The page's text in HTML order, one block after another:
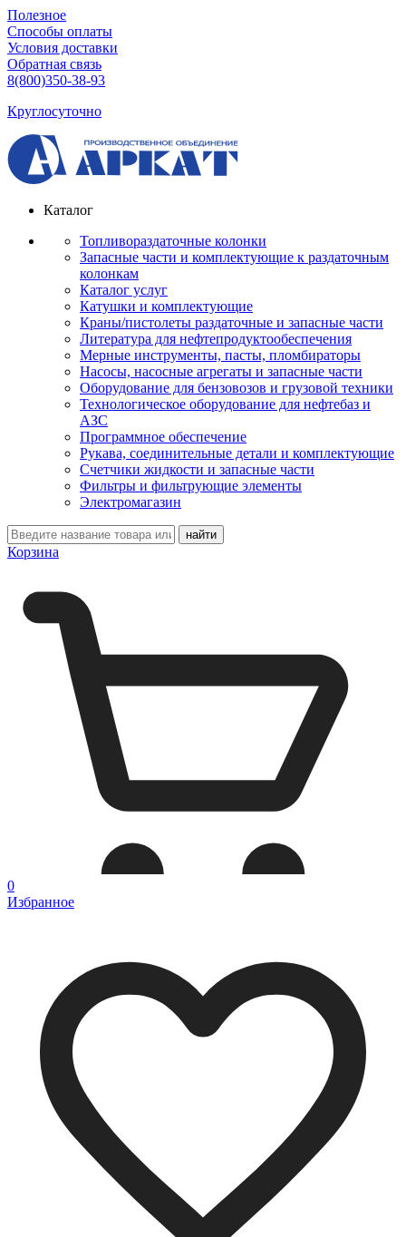
Полезное
Способы оплаты
Условия доставки
Обратная связь
8(800)350-38-93
Круглосуточно
Каталог
Топливораздаточные колонки
Запасные части и комплектующие к раздаточным
колонкам
Каталог услуг
Катушки и комплектующие
Краны/пистолеты раздаточные и запасные части
Литература для нефтепродуктообеспечения
Мерные инструменты, пасты, пломбираторы
Насосы, насосные агрегаты и запасные части
Оборудование для бензовозов и грузовой техники
Технологическое оборудование для нефтебаз и
АЗС
Программное обеспечение
Рукава, соединительные детали и комплектующие
Счетчики жидкости и запасные части
Фильтры и фильтрующие элементы
Электромагазин
Корзина
0
Избранное